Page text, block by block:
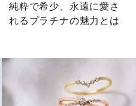
純粋で希少、永遠に愛さ
れるプラチナの魅力とは